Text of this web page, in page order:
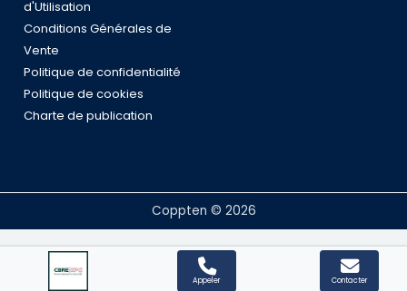
Appeler Contacter
d'Utilisation
Conditions Générales de
Vente
Politique de confidentialité
Politique de cookies
Charte de publication
Coppten © 2026